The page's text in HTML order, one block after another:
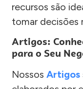
recursos são
tomar decisões
Artigos:
para o Seu
Nossos Artigos